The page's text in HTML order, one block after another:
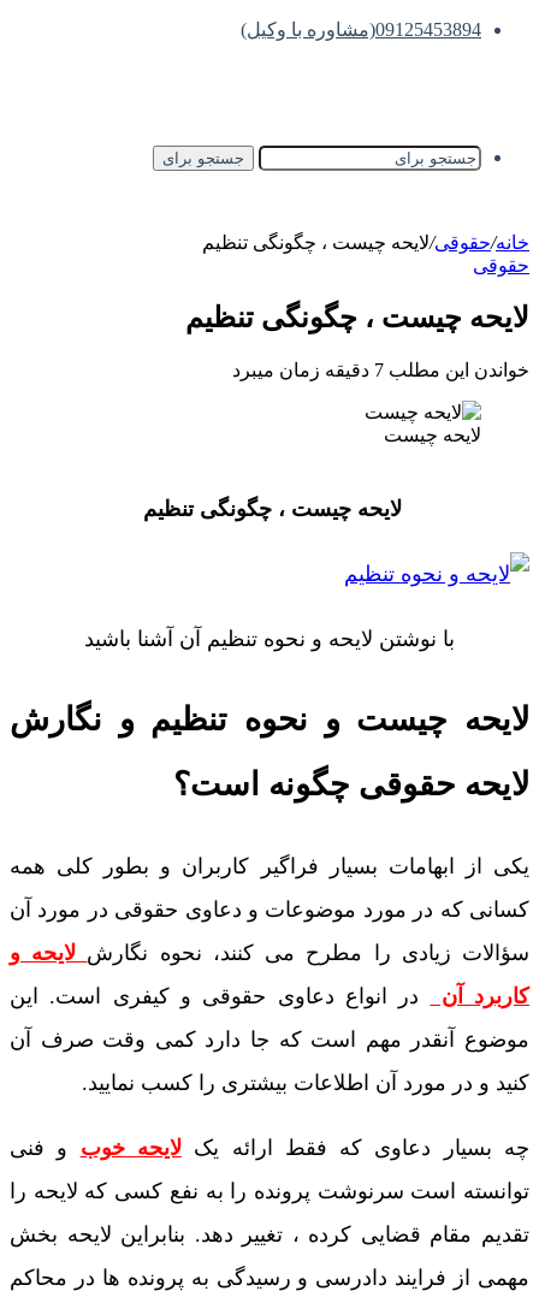
09125453894(مشاوره با وکیل)
جستجو برای
خانه/حقوقی/لایحه چیست ، چگونگی تنظیم
حقوقی
لایحه چیست ، چگونگی تنظیم
خواندن این مطلب 7 دقیقه زمان میبرد
لایحه چیست
لایحه چیست ، چگونگی تنظیم
با نوشتن لایحه و نحوه تنظیم آن آشنا باشید
لایحه چیست و نحوه تنظیم و نگارش
لایحه حقوقی چگونه است؟
یکی از ابهامات بسیار فراگیر کاربران و بطور کلی همه
کسانی که در مورد موضوعات و دعاوی حقوقی در مورد آن
سؤالات زیادی را مطرح می کنند، نحوه نگارش لایحه و
کاربرد آن
در انواع دعاوی حقوقی و کیفری است. این
موضوع آنقدر مهم است که جا دارد کمی وقت صرف آن
کنید و در مورد آن اطلاعات بیشتری را کسب نمایید.
چه بسیار دعاوی که فقط ارائه یکلایحه خوب
و فنی
توانسته است سرنوشت پرونده را به نفع کسی که لایحه را
تقدیم مقام قضایی کرده ، تغییر دهد. بنابراین لایحه بخش
مهمی از فرایند دادرسی و رسیدگی به پرونده ها در محاکم